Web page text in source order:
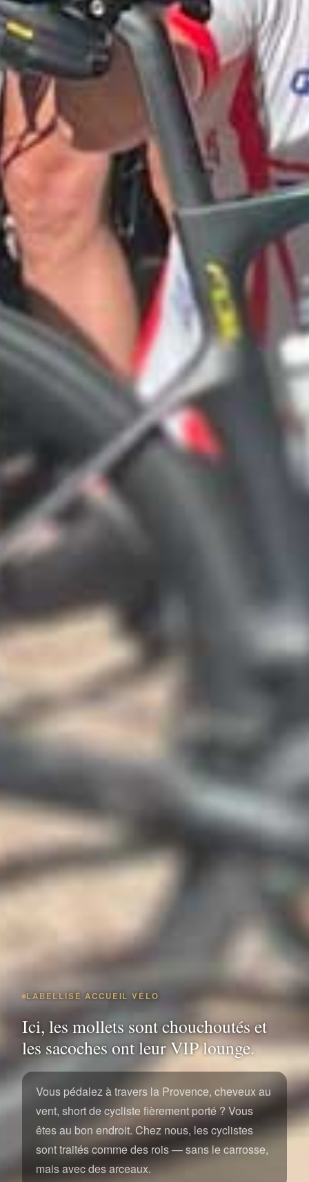
LABELLISÉ ACCUEIL VÉLO
Ici, les mollets sont chouchoutés et
les sacoches ont leur VIP lounge.
Vous pédalez à travers la Provence, cheveux au
vent, short de cycliste fièrement porté ? Vous
êtes au bon endroit. Chez nous, les cyclistes
sont traités comme des rois — sans le carrosse,
mais avec des arceaux.